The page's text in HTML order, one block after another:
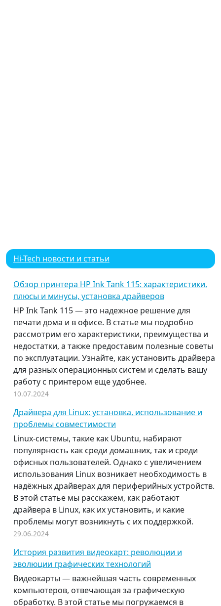
Hi-Tech новости и статьи
Обзор принтера HP Ink Tank 115: характеристики,
плюсы и минусы, установка драйверов
HP Ink Tank 115 — это надежное решение для
печати дома и в офисе. В статье мы подробно
рассмотрим его характеристики, преимущества и
недостатки, а также предоставим полезные советы
по эксплуатации. Узнайте, как установить драйвера
для разных операционных систем и сделать вашу
работу с принтером еще удобнее.
10.07.2024
Драйвера для Linux: установка, использование и
проблемы совместимости
Linux-системы, такие как Ubuntu, набирают
популярность как среди домашних, так и среди
офисных пользователей. Однако с увеличением
использования Linux возникает необходимость в
надёжных драйверах для периферийных устройств.
В этой статье мы расскажем, как работают
драйвера в Linux, как их установить, и какие
проблемы могут возникнуть с их поддержкой.
29.06.2024
История развития видеокарт: революции и
эволюции графических технологий
Видеокарты — важнейшая часть современных
компьютеров, отвечающая за графическую
обработку. В этой статье мы погружаемся в